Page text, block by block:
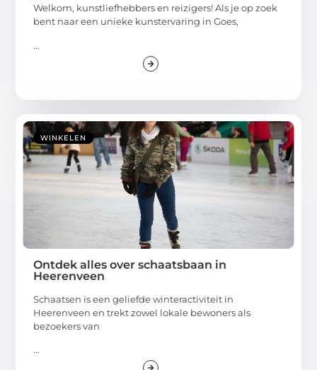
Welkom, kunstliefhebbers en reizigers! Als je op zoek
bent naar een unieke kunstervaring in Goes,
...
WINKELEN
Ontdek alles over schaatsbaan in
Heerenveen
Schaatsen is een geliefde winteractiviteit in
Heerenveen en trekt zowel lokale bewoners als
bezoekers van
...